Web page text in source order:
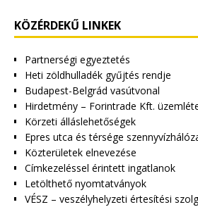
KÖZÉRDEKŰ LINKEK
Partnerségi egyeztetés
Heti zöldhulladék gyűjtés rendje
Budapest-Belgrád vasútvonal
Hirdetmény – Forintrade Kft.
Körzeti álláslehetőségek
Epres utca és térsége
Közterületek elnevezése
Címkezeléssel érintett ingatlanok
Letölthető nyomtatványok
VÉSZ – veszélyhelyzeti értesítési